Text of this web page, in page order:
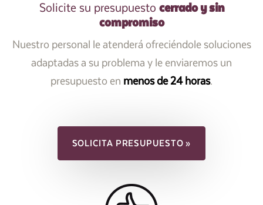
Solicite su presupuesto cerrado y sin
compromiso
Nuestro personal le atenderá ofreciéndole soluciones
adaptadas a su problema y le enviaremos un
presupuesto en menos de 24 horas.
SOLICITA PRESUPUESTO »